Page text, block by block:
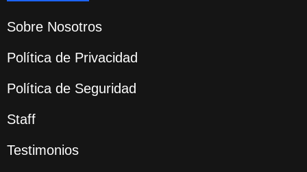
Sobre Nosotros
Política de Privacidad
Política de Seguridad
Staff
Testimonios